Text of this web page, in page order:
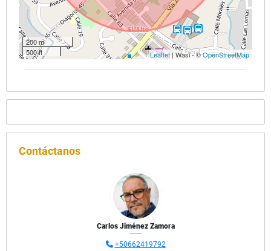
200 m
500 ft
Leaflet| Wasi - ©OpenStreetMap
Contáctanos
Carlos Jiménez Zamora
+50662419792